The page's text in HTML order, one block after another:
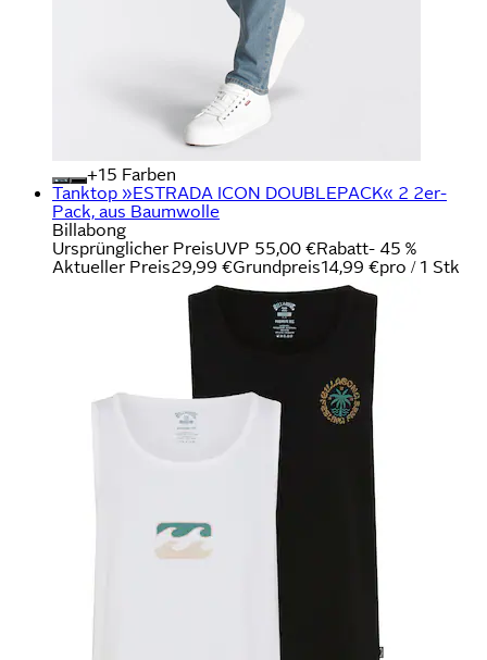
+
Farben
Tanktop »ESTRADA ICON DOUBLEPACK« 2 2er-
Pack, aus Baumwolle
Billabong
Ursprünglicher PreisUVP 55,00 €Rabatt- 45 %
Aktueller Preis29,99 €Grundpreis14,99 €pro / 1 Stk